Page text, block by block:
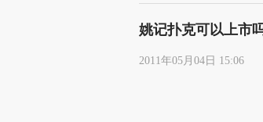
姚记扑克可以上市
2011年05月04日 15:06